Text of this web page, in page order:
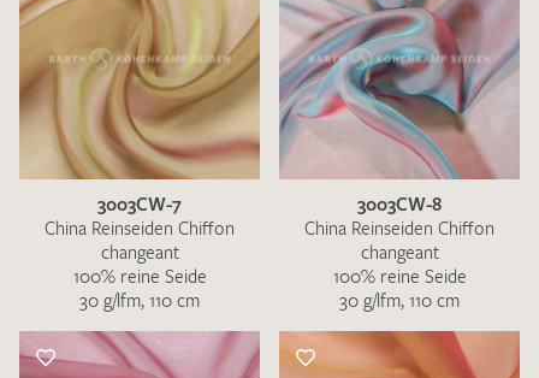
3003CW-7
China Reinseiden Chiffon
changeant
100% reine Seide
30 g/lfm, 110 cm
3003CW-8
China Reinseiden Chiffon
changeant
100% reine Seide
30 g/lfm, 110 cm